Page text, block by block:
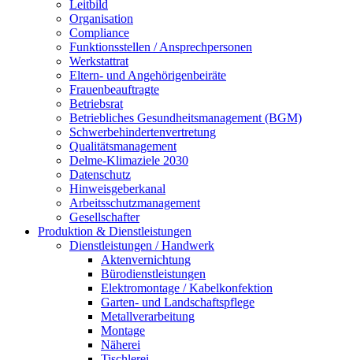
Leitbild
Organisation
Compliance
Funktionsstellen / Ansprechpersonen
Werkstattrat
Eltern- und Angehörigenbeiräte
Frauenbeauftragte
Betriebsrat
Betriebliches Gesundheitsmanagement (BGM)
Schwerbehindertenvertretung
Qualitätsmanagement
Delme-Klimaziele 2030
Datenschutz
Hinweisgeberkanal
Arbeitsschutzmanagement
Gesellschafter
Produktion & Dienstleistungen
Dienstleistungen / Handwerk
Aktenvernichtung
Bürodienstleistungen
Elektromontage / Kabelkonfektion
Garten- und Landschaftspflege
Metallverarbeitung
Montage
Näherei